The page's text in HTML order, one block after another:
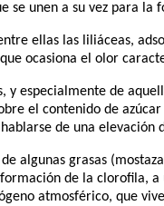
se unen a su vez para la
ellas las liliáceas,
ocasiona el olor
y especialmente de
el contenido de
de una
algunas grasas
de la clorofila,
atmosférico, que